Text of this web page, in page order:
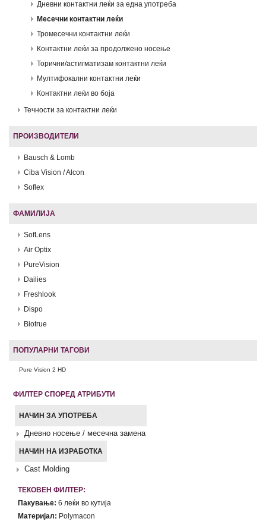
Дневни контактни леќи за една употреба
Месечни контактни леќи
Тромесечни контактни леќи
Контактни леќи за продолжено носење
Торични/астигматизам контактни леќи
Мултифокални контактни леќи
Контактни леќи во боја
Течности за контактни леќи
ПРОИЗВОДИТЕЛИ
Bausch & Lomb
Ciba Vision / Alcon
Soflex
ФАМИЛИЈА
SofLens
Air Optix
PureVision
Dailies
Freshlook
Dispo
Biotrue
ПОПУЛАРНИ ТАГОВИ
Pure Vision 2 HD
ФИЛТЕР СПОРЕД АТРИБУТИ
НАЧИН ЗА УПОТРЕБА
Дневно носење / месечна замена
НАЧИН НА ИЗРАБОТКА
Cast Molding
ТЕКОВЕН ФИЛТЕР:
Пакување: 6 леќи во кутија
Материјал: Polymacon